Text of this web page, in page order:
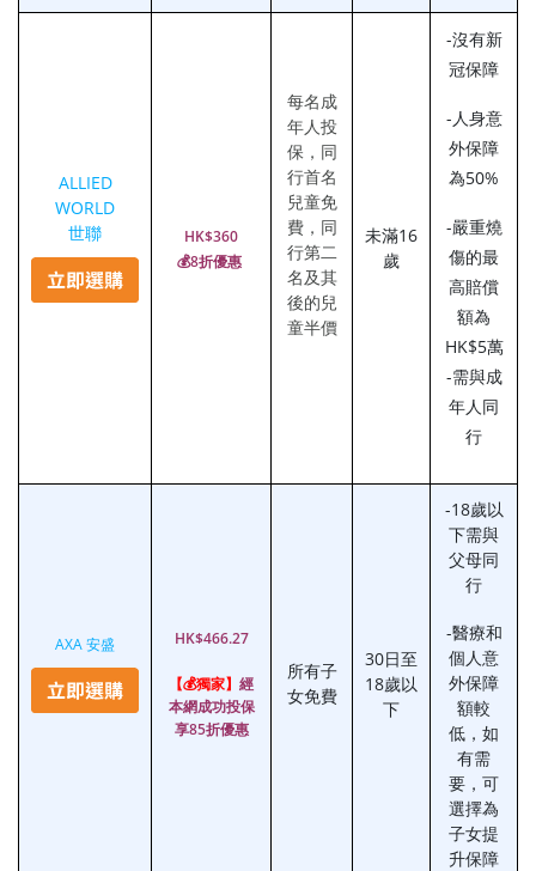
ALLIED
WORLD
世聯
HK$360
💰8折優惠
每名成
年人投
保，同
行首名
兒童免
費，同
行第二
名及其
後的兒
童半價
未滿16
歲
-沒有新
冠保障
-人身意
外保障
為50%
-嚴重燒
傷的最
高賠償
額為
HK$5萬
-需與成
年人同
行
AXA 安盛 HK$466.27
【💰獨家】 經
本網成功投保
享85折優惠
所有子
女免費
30日至
18歲以
下
-18歲以
下需與
父母同
行
-醫療和
個人意
外保障
額較
低，如
有需
要，可
選擇為
子女提
升保障